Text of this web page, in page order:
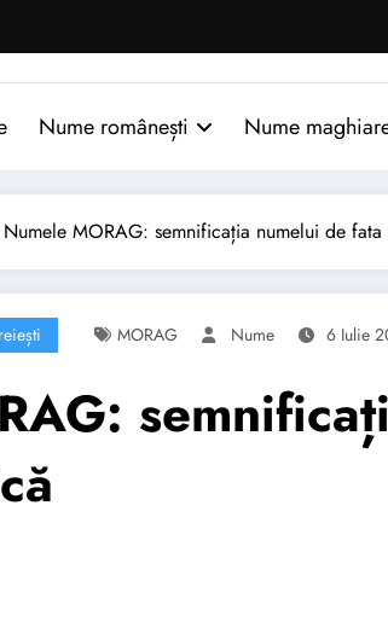
Nume românești Nume
Numele MORAG: semnificația numelui de
MORAG Nume 6 Iulie